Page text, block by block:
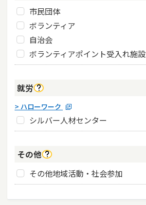
市民団体
ボランティア
自治会
ボランティアポイント受入れ施設
就労
> ハローワーク （新
し
い
ド
ウ
開
シルバー人材センター
その他
その他地域活動・社会参加